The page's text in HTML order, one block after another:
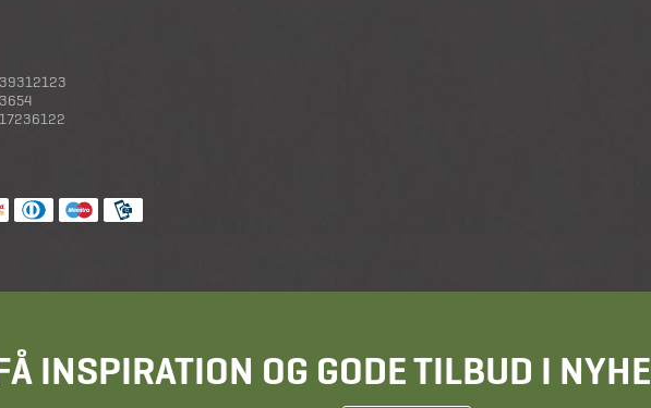
39312123
3654
17236122
INSPIRATION OG GODE TILBUD I